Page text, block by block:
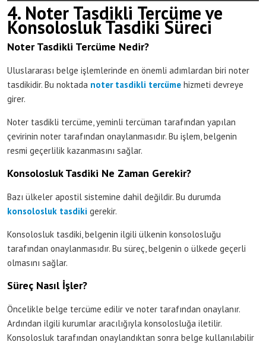
4. Noter Tasdikli Tercüme ve
Konsolosluk Tasdiki Süreci
Noter Tasdikli Tercüme Nedir?
Uluslararası belge işlemlerinde en önemli adımlardan biri noter
tasdikidir. Bu noktada noter tasdikli tercüme hizmeti devreye
girer.
Noter tasdikli tercüme, yeminli tercüman tarafından yapılan
çevirinin noter tarafından onaylanmasıdır. Bu işlem, belgenin
resmi geçerlilik kazanmasını sağlar.
Konsolosluk Tasdiki Ne Zaman Gerekir?
Bazı ülkeler apostil sistemine dahil değildir. Bu durumda
konsolosluk tasdiki gerekir.
Konsolosluk tasdiki, belgenin ilgili ülkenin konsolosluğu
tarafından onaylanmasıdır. Bu süreç, belgenin o ülkede geçerli
olmasını sağlar.
Süreç Nasıl İşler?
Öncelikle belge tercüme edilir ve noter tarafından onaylanır.
Ardından ilgili kurumlar aracılığıyla konsolosluğa iletilir.
Konsolosluk tarafından onaylandıktan sonra belge kullanılabilir